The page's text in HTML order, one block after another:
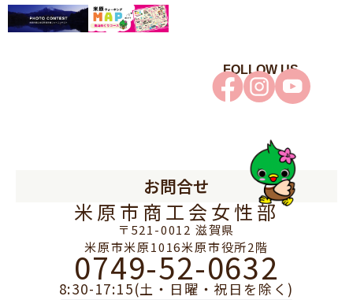
FOLLOW US
お問合せ
米原市商工会女性部
〒521-0012 滋賀県
米原市米原1016米原市役所2階
0749-52-0632
8:30-17:15(土・日曜・祝日を除く)